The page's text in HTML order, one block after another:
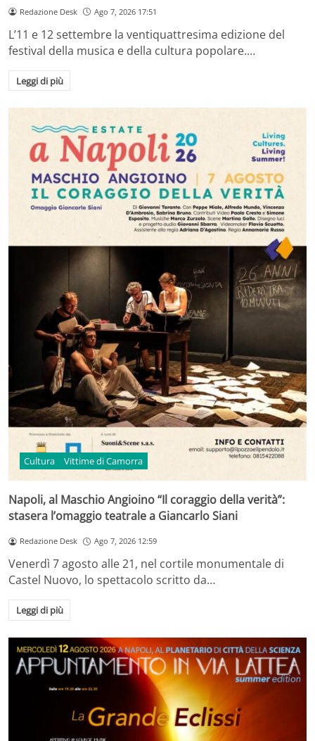
Redazione Desk Ago 7, 2026 17:51
L’11 e 12 settembre la ventiquattresima edizione del
festival della musica e della cultura popolare.…
Leggi di più
Cultura Vittime di Camorra
Napoli, al Maschio Angioino “Il coraggio della verità”:
stasera l’omaggio teatrale a Giancarlo Siani
Redazione Desk Ago 7, 2026 12:59
Venerdì 7 agosto alle 21, nel cortile monumentale di
Castel Nuovo, lo spettacolo scritto da…
Leggi di più